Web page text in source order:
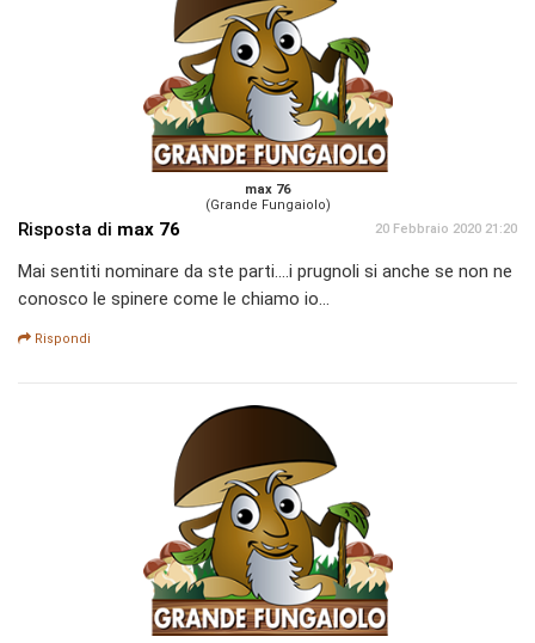
max 76
(Grande Fungaiolo)
Risposta di max 76 20 Febbraio 2020 21:20
Mai sentiti nominare da ste parti....i prugnoli si anche se non ne
conosco le spinere come le chiamo io...
Rispondi